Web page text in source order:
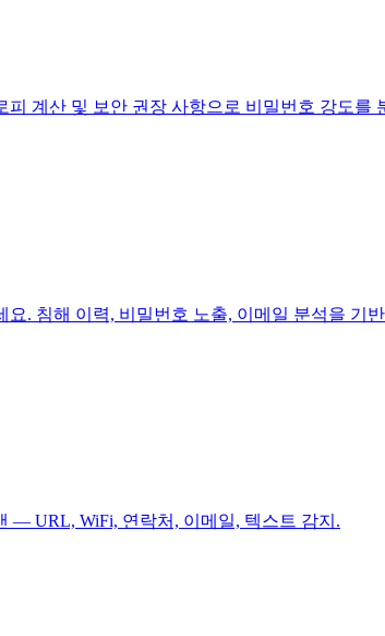
피 계산 및 보안 권장 사항으로 비밀번호 강도를
. 침해 이력, 비밀번호 노출, 이메일 분석을 기
— URL, WiFi, 연락처, 이메일, 텍스트 감지.